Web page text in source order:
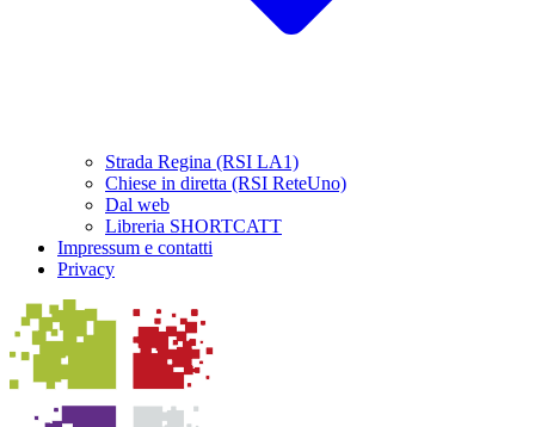
Strada Regina (RSI LA1)
Chiese in diretta (RSI ReteUno)
Dal web
Libreria SHORTCATT
Impressum e contatti
Privacy